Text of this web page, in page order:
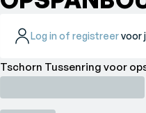
Log in of registreervoor
Tschorn Tussenring voor